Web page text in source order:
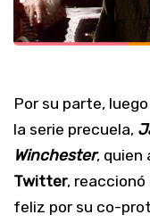
Por su parte,
la serie precuela,
Winchester, quien
Twitter,
feliz por su co-